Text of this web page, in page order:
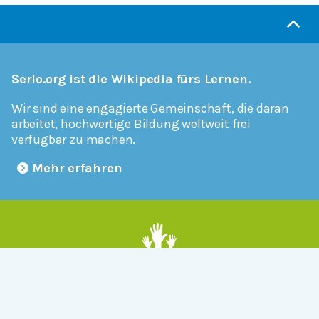
Serlo.org ist die Wikipedia fürs Lernen.
Wir sind eine engagierte Gemeinschaft, die daran
arbeitet, hochwertige Bildung weltweit frei
verfügbar zu machen.
Mehr erfahren